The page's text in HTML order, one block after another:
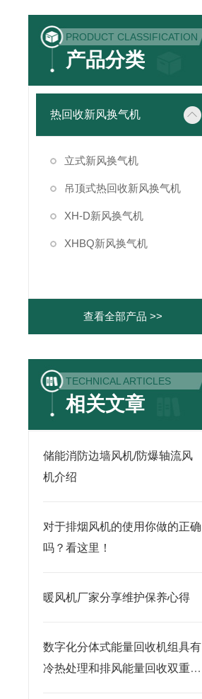
PRODUCT CLASSIFICATION
产品分类
热回收新风换气机
立式新风换气机
吊顶式热回收新风换气机
XH-D新风换气机
XHBQ新风换气机
查看全部产品 >>
TECHNICAL ARTICLES
相关文章
储能消防边墙风机/防爆轴流风
机介绍
对于排烟风机的使用你做的正确
吗？看这里！
暖风机厂家分享维护保养心得
数字化分体式能量回收机组具有
冷热处理和排风能量回收双重功